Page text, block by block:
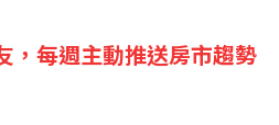
，每週主動推送房市趨勢